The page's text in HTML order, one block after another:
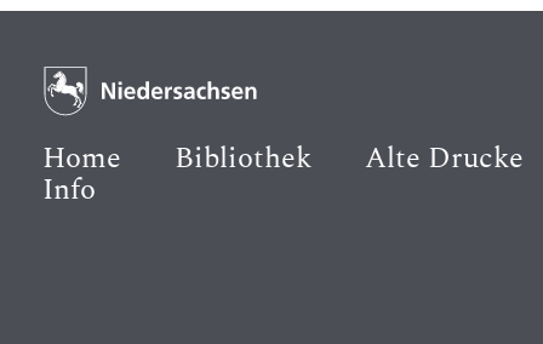
Home Bibliothek Alte Drucke
Info